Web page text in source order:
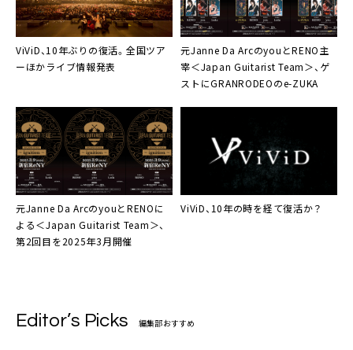
ViViD、10年ぶりの復活。全国ツア
ーほかライブ情報発表
元Janne Da ArcのyouとRENO主
宰＜Japan Guitarist Team＞、ゲ
ストにGRANRODEOのe-ZUKA
元Janne Da ArcのyouとRENOに
よる＜Japan Guitarist Team＞、
第2回目を2025年3月開催
ViViD、10年の時を経て復活か？
Editor’s Picks 編集部おすすめ